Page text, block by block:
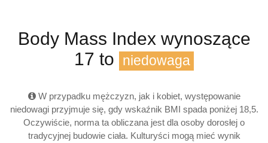
Body Mass Index wynoszące
17 to
niedowaga
W przypadku mężczyzn, jak i kobiet, występowanie
niedowagi przyjmuje się, gdy wskaźnik BMI spada poniżej 18,5.
Oczywiście, norma ta obliczana jest dla osoby dorosłej o
tradycyjnej budowie ciała. Kulturyści mogą mieć wynik